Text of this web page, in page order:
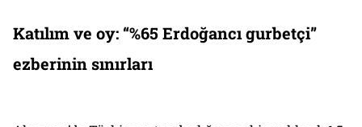
Katılım ve oy: “%65 Erdoğancı gurbetçi”
ezberinin sınırları